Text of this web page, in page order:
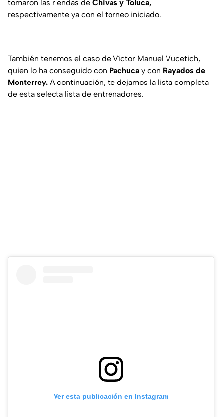
tomaron las riendas de Chivas y Toluca,
respectivamente ya con el torneo iniciado.
También tenemos el caso de Víctor Manuel Vucetich,
quien lo ha conseguido con Pachuca y con Rayados de
Monterrey. A continuación, te dejamos la lista completa
de esta selecta lista de entrenadores.
Ver esta publicación en Instagram